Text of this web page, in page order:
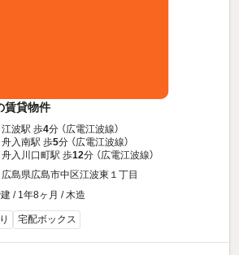
賃貸物件
江波駅 歩4分 （広電江波線）
舟入南駅 歩5分 （広電江波線）
舟入川口町駅 歩12分 （広電江波線）
広島県広島市中区江波東１丁目
/ 1年8ヶ月 / 木造
宅配ボックス